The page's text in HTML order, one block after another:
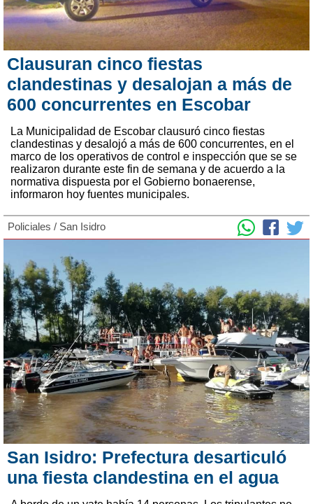
Clausuran cinco fiestas
clandestinas y desalojan a más de
600 concurrentes en Escobar
La Municipalidad de Escobar clausuró cinco fiestas
clandestinas y desalojó a más de 600 concurrentes, en el
marco de los operativos de control e inspección que se se
realizaron durante este fin de semana y de acuerdo a la
normativa dispuesta por el Gobierno bonaerense,
informaron hoy fuentes municipales.
Policiales / San Isidro
San Isidro: Prefectura desarticuló
una fiesta clandestina en el agua